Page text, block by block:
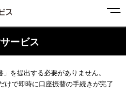
ービス
を提出する必要がありません。
けで即時に口座振替の手続きが完了